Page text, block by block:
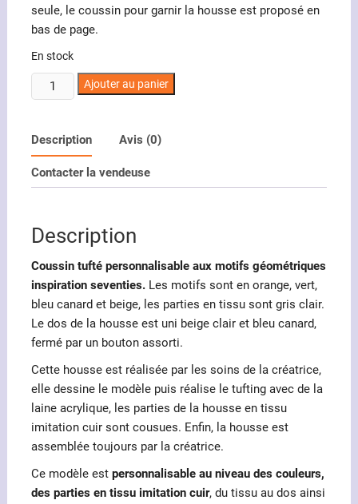
seule, le coussin pour garnir la housse est proposé en
bas de page.
En stock
quantité
de
tufté
motifs
géométriques
Ajouter au panier
Description Avis (0)
Contacter la vendeuse
Description
Coussin tufté personnalisable aux motifs géométriques
inspiration seventies. Les motifs sont en orange, vert,
bleu canard et beige, les parties en tissu sont gris clair.
Le dos de la housse est uni beige clair et bleu canard,
fermé par un bouton assorti.
Cette housse est réalisée par les soins de la créatrice,
elle dessine le modèle puis réalise le tufting avec de la
laine acrylique, les parties de la housse en tissu
imitation cuir sont cousues. Enfin, la housse est
assemblée toujours par la créatrice.
Ce modèle est personnalisable au niveau des couleurs,
des parties en tissu imitation cuir, du tissu au dos ainsi